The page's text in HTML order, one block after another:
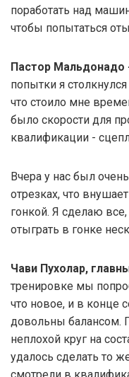
поработать над
чтобы попытаться
Пастор Мальдонадо
попытки я
что стоило мне
было скорости для
квалификации -
Вчера у нас был
отрезках, что
гонкой. Я сделаю
отыграть в гонке
Чави Пухолар,
тренировке мы
что новое, и в конце
довольны балансом.
неплохой круг на
удалось сделать то
смотрели в